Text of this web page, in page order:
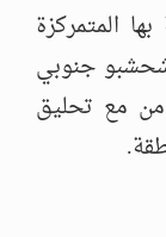
المتمركزة
جنوبي
مع تحليق